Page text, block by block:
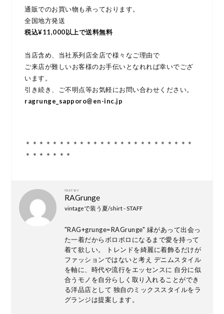
通販でのお買い物も承っております。
全国地方発送
税込¥11,000以上で送料無料
当店含め、当社系列店全店で様々なご理由で
ご来店が難しいお客様のお手伝いとなれれば幸いでござ
います。
引き続き、ご不明点等お気軽にお問い合わせください。
ragrunge_sapporo@en-inc.jp
＊＊＊＊＊＊＊＊＊＊＊＊＊＊＊＊＊＊＊＊＊＊＊＊＊
＊＊＊＊＊＊＊
TEXT BY
RAGrunge
vintageで装う夏/shirt - STAFF
"RAG+grunge=RAGrunge" 縁があって出会っ
た一着だからボロボロになるまで愛を持って
着て欲しい。 トレンドを綺麗に着飾るだけが
ファッションではないと考え デニムスタイル
を軸に、時代や流行をエッセンスに 自分に似
合うモノを自分らしく取り入れることができ
る洋品店として 独自のミックススタイルをラ
グランジは提案します。